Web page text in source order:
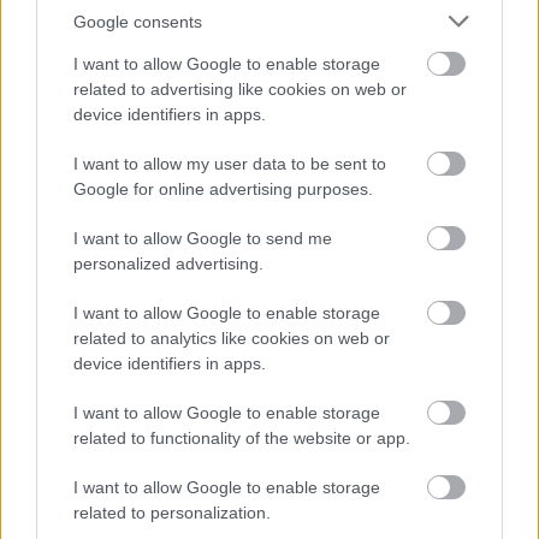
Google consents
I want to allow Google to enable storage
related to advertising like cookies on web or
device identifiers in apps.
I want to allow my user data to be sent to
Google for online advertising purposes.
I want to allow Google to send me
personalized advertising.
I want to allow Google to enable storage
related to analytics like cookies on web or
device identifiers in apps.
I want to allow Google to enable storage
related to functionality of the website or app.
I want to allow Google to enable storage
related to personalization.
Előkerült egy eddig ismeretlen I
Sometimes Wish I Was Dead verzió!
gazdagított minket. Végre megtudhattuk, hogy miért
"I Sometimes Wish I Was Dead" a Speak And Spell
koncerten elhangzó verziójának az utolsó sora
ez!Nézzük, miket gyűjtött össze a DM Live Wiki a…
Bologna, feljavítva!
Ma, pontosan a koncert 40 éves évfordulójára